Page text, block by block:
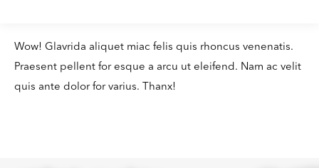
Wow! Glavrida aliquet miac felis quis rhoncus venenatis.
Praesent pellent for esque a arcu ut eleifend. Nam ac velit
quis ante dolor for varius. Thanx!